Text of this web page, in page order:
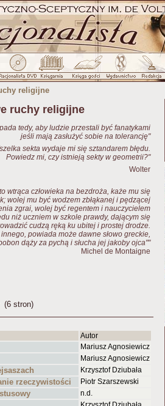
religijne
ruchy religijne
tedy, aby ludzie przestali być fanatykami
jeśli mają zasłużyć sobie na tolerancję"
sekta wydaje mi się sztandarem błędu.
Powiedz mi, czy istnieją sekty w geometrii?"
Wolter
wtrąca człowieka na bezdroża, każe mu się
wolej mu być wodzem zbłąkanej i pędzącej
zgrai, wolej być regentem i nauczycielem
niż uczniem w szkole prawdy, dającym się
cudzą ręką ku ubitej i prostej drodze.
innego, powiada może dawne słowo greckie,
dąży za pychą i słucha jej jakoby ojca""
Michel de Montaigne
(6 stron)
Autor
Mariusz Agnosiewicz
Mariusz Agnosiewicz
Krzysztof Dziubała
rzeczywistości Piotr Szarszewski
n.d.